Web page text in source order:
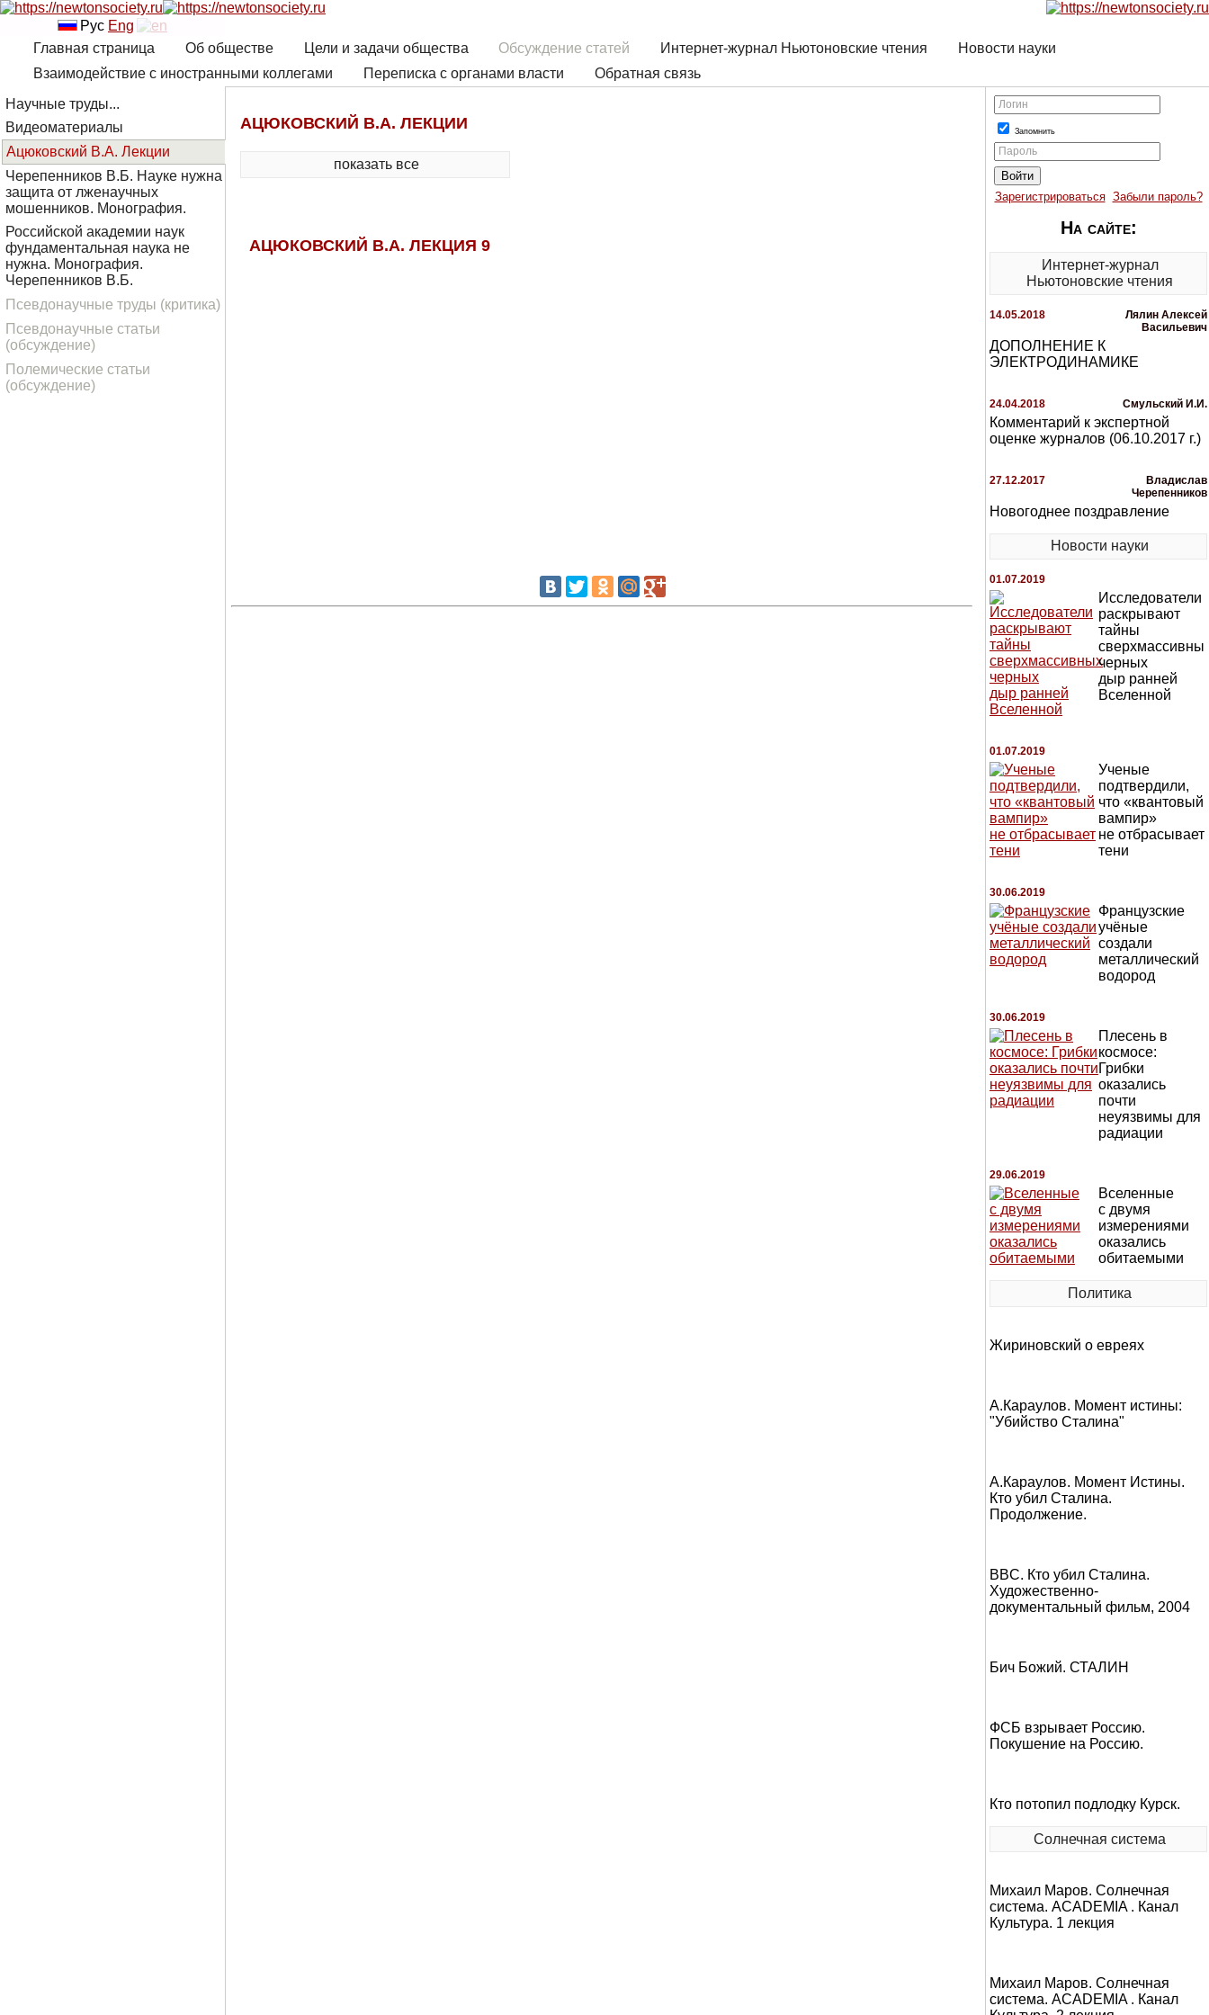
Рус Eng
Главная страница
Об обществе Цели и задачи общества Обсуждение статей Интернет-журнал Ньютоновские чтения
Новости науки
Взаимодействие с иностранными коллегами
Переписка с органами власти Обратная связь
АЦЮКОВСКИЙ В.А. ЛЕКЦИИ
показать все
АЦЮКОВСКИЙ В.А. ЛЕКЦИЯ 9
Научные труды...
Видеоматериалы
Ацюковский В.А. Лекции
Черепенников В.Б. Науке нужна
защита от лженаучных
мошенников. Монография.
Российской академии наук
фундаментальная наука не
нужна. Монография.
Черепенников В.Б.
Псевдонаучные труды (критика)
Псевдонаучные статьи
(обсуждение)
Полемические статьи
(обсуждение)
Логин
Запомнить
Пароль
Зарегистрироваться Забыли пароль?
На сайте:
Интернет-журнал
Ньютоновские чтения
14.05.2018
Лялин Алексей
Васильевич
ДОПОЛНЕНИЕ К
ЭЛЕКТРОДИНАМИКЕ
24.04.2018 Смульский И.И.
Комментарий к экспертной
оценке журналов (06.10.2017 г.)
27.12.2017
Владислав
Черепенников
Новогоднее поздравление
Новости науки
01.07.2019
Исследователи
раскрывают
тайны
черных
дыр ранней
Вселенной
01.07.2019
Ученые
подтвердили,
что «квантовый
вампир»
не отбрасывает
тени
30.06.2019
Французские
учёные
создали
металлический
водород
30.06.2019
Плесень в
космосе:
Грибки
оказались
почти
неуязвимы для
радиации
29.06.2019
Вселенные
с двумя
измерениями
оказались
обитаемыми
Политика
Жириновский о евреях
А.Караулов. Момент истины:
"Убийство Сталина"
А.Караулов. Момент Истины.
Кто убил Сталина.
Продолжение.
BBC. Кто убил Сталина.
Художественно-
документальный фильм, 2004
Бич Божий. СТАЛИН
ФСБ взрывает Россию.
Покушение на Россию.
Кто потопил подлодку Курск.
Солнечная система
Михаил Маров. Солнечная
система. ACADEMIA . Канал
Культура. 1 лекция
Михаил Маров. Солнечная
система. ACADEMIA . Канал